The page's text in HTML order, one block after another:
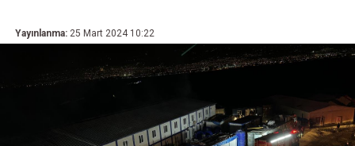
Yayınlanma: 25 Mart 2024 10:22